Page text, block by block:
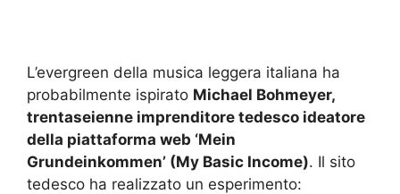
L’evergreen della musica leggera italiana ha
probabilmente ispirato Michael Bohmeyer,
trentaseienne imprenditore tedesco ideatore
della piattaforma web ‘Mein
Grundeinkommen’ (My Basic Income). Il sito
tedesco ha realizzato un esperimento: